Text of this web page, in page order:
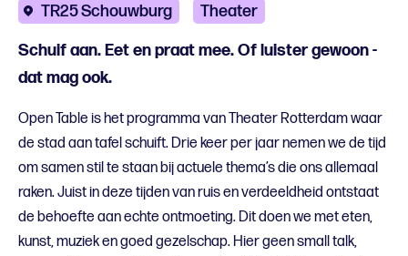
TR25 Schouwburg Theater
Schuif aan. Eet en praat mee. Of luister gewoon -
dat mag ook.
Open Table is het programma van Theater Rotterdam waar
de stad aan tafel schuift. Drie keer per jaar nemen we de tijd
om samen stil te staan bij actuele thema’s die ons allemaal
raken. Juist in deze tijden van ruis en verdeeldheid ontstaat
de behoefte aan echte ontmoeting. Dit doen we met eten,
kunst, muziek en goed gezelschap. Hier geen small talk,